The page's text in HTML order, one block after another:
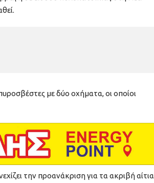
με δύο οχήματα, οι οποίοι
την προανάκριση για τα ακριβή αίτια